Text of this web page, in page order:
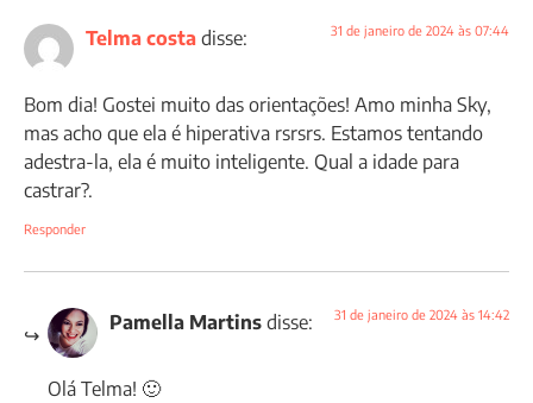
Telma costadisse: 31 de janeiro de 2024 às 07:44
Bom dia! Gostei muito das orientações! Amo minha Sky,
mas acho que ela é hiperativa rsrsrs. Estamos tentando
adestra-la, ela é muito inteligente. Qual a idade para
castrar?.
Responder
Pamella Martinsdisse: 31 de janeiro de 2024 às 14:42
Olá Telma! 🙂